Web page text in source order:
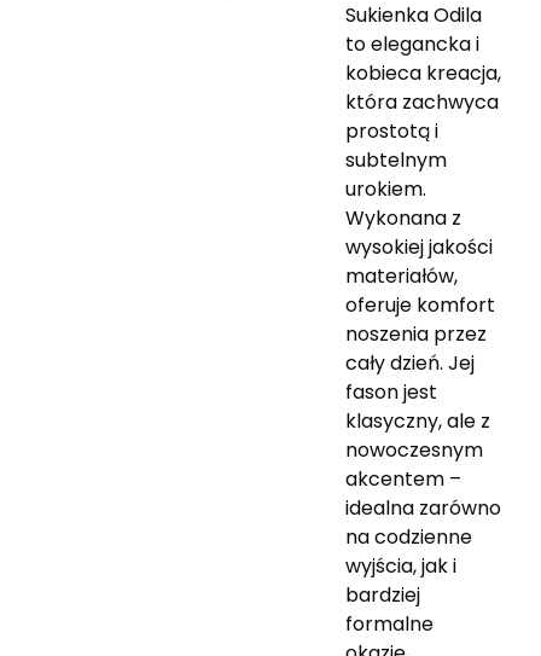
Sukienka Odila
to elegancka i
kobieca kreacja,
która zachwyca
prostotą i
subtelnym
urokiem.
Wykonana z
wysokiej jakości
materiałów,
oferuje komfort
noszenia przez
cały dzień. Jej
fason jest
klasyczny, ale z
nowoczesnym
akcentem –
idealna zarówno
na codzienne
wyjścia, jak i
bardziej
formalne